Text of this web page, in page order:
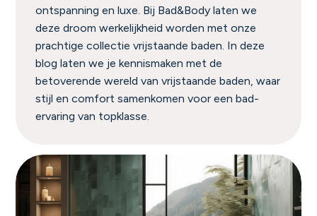
ontspanning en luxe. Bij Bad&Body laten we
deze droom werkelijkheid worden met onze
prachtige collectie vrijstaande baden. In deze
blog laten we je kennismaken met de
betoverende wereld van vrijstaande baden, waar
stijl en comfort samenkomen voor een bad-
ervaring van topklasse.